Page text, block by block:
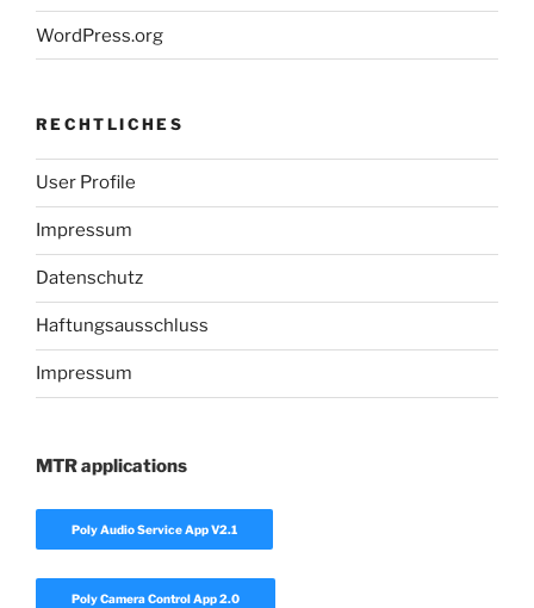
WordPress.org
RECHTLICHES
User Profile
Impressum
Datenschutz
Haftungsausschluss
Impressum
MTR applications
Poly Audio Service App V2.1
Poly Camera Control App 2.0